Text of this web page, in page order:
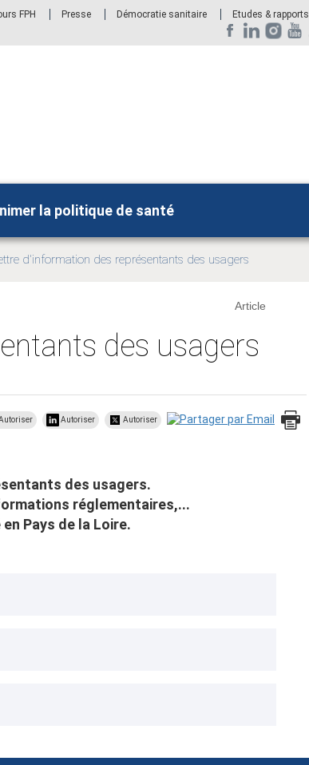
FPH Presse Démocratie sanitaire Etudes & rapports
la politique de santé
d'information des représentants des usagers
des usagers
Article
Autoriser Autoriser
des usagers.
réglementaires,...
Pays de la Loire.